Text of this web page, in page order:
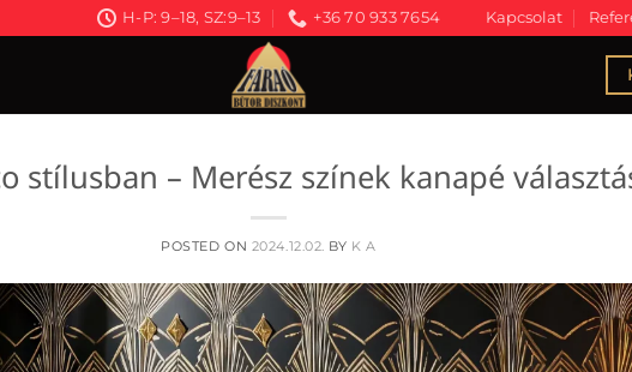
H-P: 9–18, SZ:9–13 +36 70 933 7654 Kapcsolat
stílusban – Merész színek kanapé
POSTED ON 2024.12.02. BY K A